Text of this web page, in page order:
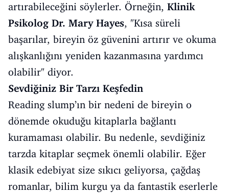
artırabileceğini söylerler. Örneğin, Klinik
Psikolog Dr. Mary Hayes, "Kısa süreli
başarılar, bireyin öz güvenini artırır ve okuma
alışkanlığını yeniden kazanmasına yardımcı
olabilir" diyor.
Sevdiğiniz Bir Tarzı Keşfedin
Reading slump’ın bir nedeni de bireyin o
dönemde okuduğu kitaplarla bağlantı
kuramaması olabilir. Bu nedenle, sevdiğiniz
tarzda kitaplar seçmek önemli olabilir. Eğer
klasik edebiyat size sıkıcı geliyorsa, çağdaş
romanlar, bilim kurgu ya da fantastik eserlerle